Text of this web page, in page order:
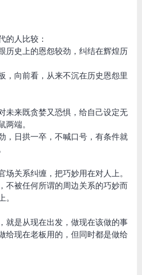
的人比较：
历史上的恩怨较劲，纠结在辉煌历
，向前看，从来不沉在历史恩怨里
未来既贪婪又恐惧，给自己设定无
端。
，日拱一卒，不喊口号，有条件就
场关系纠缠，把巧妙用在对人上。
不被任何所谓的周边关系的巧妙而
就是从现在出发，做现在该做的事
给现在老板用的，但同时都是做给